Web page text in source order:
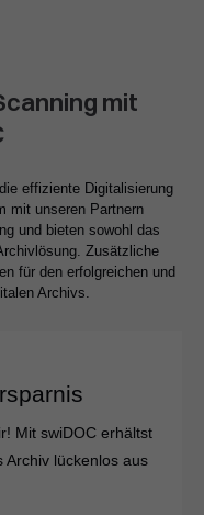
mit
effiziente Digitalisierung
mit unseren Partnern
und bieten sowohl das
Zusätzliche
für den erfolgreichen und
Archivs.
Mit swiDOC erhältst
Archiv lückenlos aus